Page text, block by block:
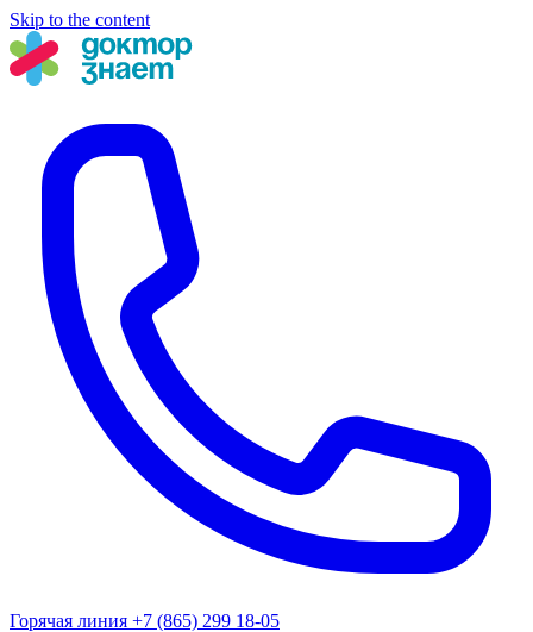
Skip to the content
Горячая линия +7 (865) 299 18-05